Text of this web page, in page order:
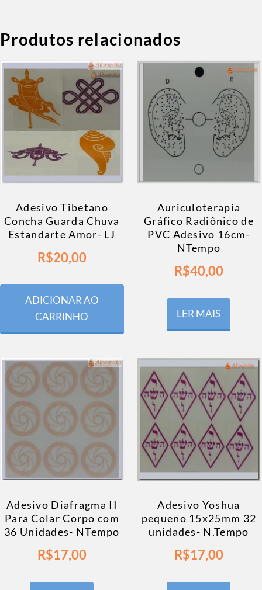
Produtos relacionados
Adesivo Tibetano
Concha Guarda Chuva
Estandarte Amor- LJ
R$20,00
ADICIONAR AO
CARRINHO
Auriculoterapia
Gráfico Radiônico de
PVC Adesivo 16cm-
NTempo
R$40,00
LER MAIS
Adesivo Diafragma II
Para Colar Corpo com
36 Unidades- NTempo
R$17,00
Adesivo Yoshua
pequeno 15x25mm 32
unidades- N.Tempo
R$17,00